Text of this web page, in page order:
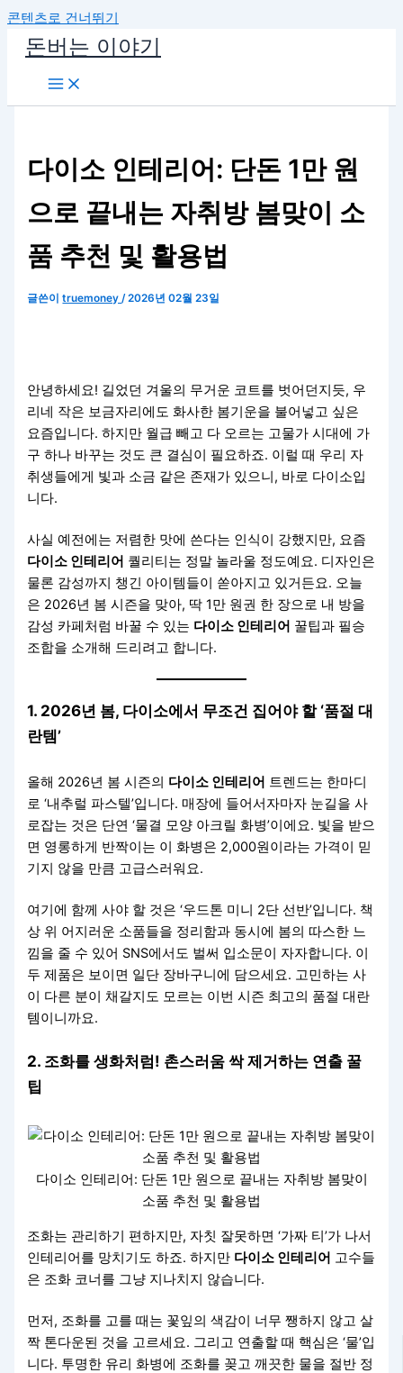
콘텐츠로 건너뛰기
돈버는 이야기
다이소 인테리어: 단돈 1만 원
으로 끝내는 자취방 봄맞이 소
품 추천 및 활용법
글쓴이truemoney/2026년 02월 23일
안녕하세요! 길었던 겨울의 무거운 코트를 벗어던지듯, 우
리네 작은 보금자리에도 화사한 봄기운을 불어넣고 싶은
요즘입니다. 하지만 월급 빼고 다 오르는 고물가 시대에 가
구 하나 바꾸는 것도 큰 결심이 필요하죠. 이럴 때 우리 자
취생들에게 빛과 소금 같은 존재가 있으니, 바로 다이소입
니다.
사실 예전에는 저렴한 맛에 쓴다는 인식이 강했지만, 요즘
다이소 인테리어 퀄리티는 정말 놀라울 정도예요. 디자인은
물론 감성까지 챙긴 아이템들이 쏟아지고 있거든요. 오늘
은 2026년 봄 시즌을 맞아, 딱 1만 원권 한 장으로 내 방을
감성 카페처럼 바꿀 수 있는 다이소 인테리어 꿀팁과 필승
조합을 소개해 드리려고 합니다.
1. 2026년 봄, 다이소에서 무조건 집어야 할 ‘품절 대
란템’
올해 2026년 봄 시즌의 다이소 인테리어 트렌드는 한마디
로 ‘내추럴 파스텔’입니다. 매장에 들어서자마자 눈길을 사
로잡는 것은 단연 ‘물결 모양 아크릴 화병’이에요. 빛을 받으
면 영롱하게 반짝이는 이 화병은 2,000원이라는 가격이 믿
기지 않을 만큼 고급스러워요.
여기에 함께 사야 할 것은 ‘우드톤 미니 2단 선반’입니다. 책
상 위 어지러운 소품들을 정리함과 동시에 봄의 따스한 느
낌을 줄 수 있어 SNS에서도 벌써 입소문이 자자합니다. 이
두 제품은 보이면 일단 장바구니에 담으세요. 고민하는 사
이 다른 분이 채갈지도 모르는 이번 시즌 최고의 품절 대란
템이니까요.
2. 조화를 생화처럼! 촌스러움 싹 제거하는 연출 꿀
팁
다이소 인테리어: 단돈 1만 원으로 끝내는 자취방 봄맞이
소품 추천 및 활용법
조화는 관리하기 편하지만, 자칫 잘못하면 ‘가짜 티’가 나서
인테리어를 망치기도 하죠. 하지만 다이소 인테리어 고수들
은 조화 코너를 그냥 지나치지 않습니다.
먼저, 조화를 고를 때는 꽃잎의 색감이 너무 쨍하지 않고 살
짝 톤다운된 것을 고르세요. 그리고 연출할 때 핵심은 ‘물’입
니다. 투명한 유리 화병에 조화를 꽂고 깨끗한 물을 절반 정